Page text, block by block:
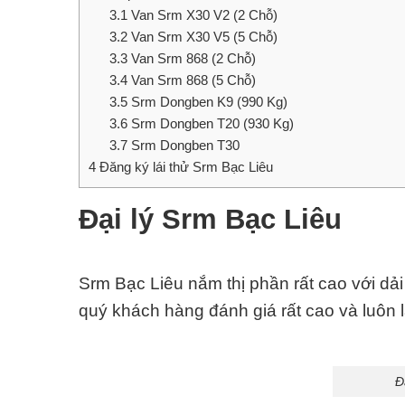
3.1 Van Srm X30 V2 (2 Chỗ)
3.2Van Srm X30 V5 (5 Chỗ)
3.3Van Srm 868 (2 Chỗ)
3.4Van Srm 868 (5 Chỗ)
3.5Srm Dongben K9 (990 Kg)
3.6Srm Dongben T20 (930 Kg)
3.7Srm Dongben T30
4 Đăng ký lái thử Srm Bạc Liêu
Đại lý Srm Bạc Liêu
Srm Bạc Liêu nắm thị phần rất cao với
quý khách hàng đánh giá rất cao và